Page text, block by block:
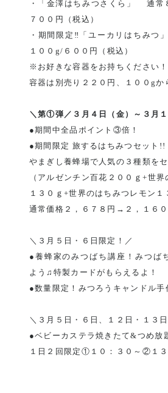
・「金澤はちみつさくら」 通
７００円（税込）
・期間限定‼「ユーカリはちみ
１００g/６００円（税込）
※お好きな容器をお持ちください！
容器は別売り２２０円、１００gか
＼第①弾／３月４日（金）～３月１
●期間中全品ポイント③倍！
●期間限定 旅するはちみつセット!!
やまぎし養蜂場で人気の３種類を
（アルゼンチン百花２００ｇ+世
１３０ｇ+世界のはちみつレモン１
通常価格２，６７８円→２，１６
＼３月５日・６日限定！／
●養蜂家のみつばち講座！みつば
よう♫特製カードがもらえるよ！
●数量限定！みつろうキャンドル手
＼３月５日・６日、１２日・１３
●ベビーカステラ焼きたて&つめ放
１日２回限定①１０：３０～②１３